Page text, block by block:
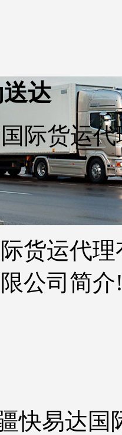
达
际货运
货运代
公司简介
快易达国